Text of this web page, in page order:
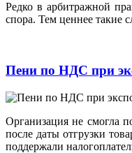
Редко в арбитражной
спора. Тем ценнее такие
Пени по НДС при
Организация не смогла
после даты отгрузки
поддержали